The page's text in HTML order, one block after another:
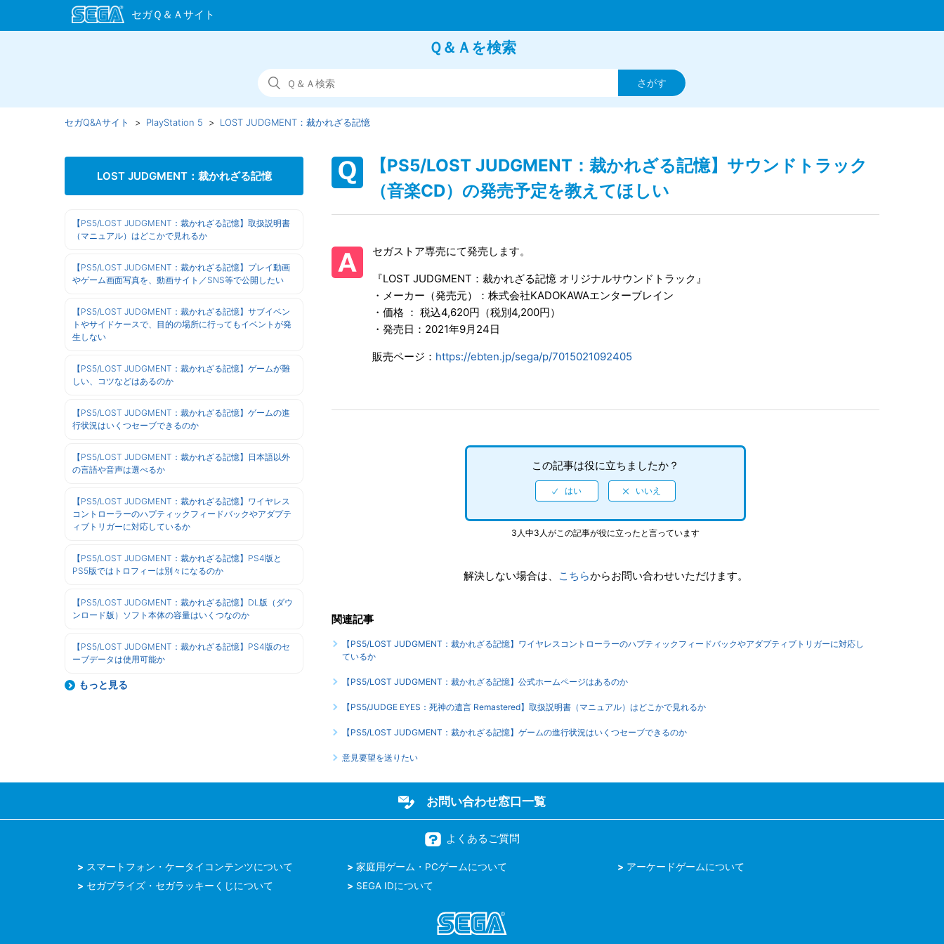
Ｑ＆Ａを検索
セガQ&Aサイト PlayStation 5 LOST JUDGMENT：裁かれざる記憶
LOST JUDGMENT：裁かれざる記憶
【PS5/LOST JUDGMENT：裁かれざる記憶】取扱説明書
（マニュアル）はどこかで見れるか
【PS5/LOST JUDGMENT：裁かれざる記憶】プレイ動画
やゲーム画面写真を、動画サイト／SNS等で公開したい
【PS5/LOST JUDGMENT：裁かれざる記憶】サブイベン
トやサイドケースで、目的の場所に行ってもイベントが発
生しない
【PS5/LOST JUDGMENT：裁かれざる記憶】ゲームが難
しい、コツなどはあるのか
【PS5/LOST JUDGMENT：裁かれざる記憶】ゲームの進
行状況はいくつセーブできるのか
【PS5/LOST JUDGMENT：裁かれざる記憶】日本語以外
の言語や音声は選べるか
【PS5/LOST JUDGMENT：裁かれざる記憶】ワイヤレス
コントローラーのハプティックフィードバックやアダプテ
ィブトリガーに対応しているか
【PS5/LOST JUDGMENT：裁かれざる記憶】PS4版と
PS5版ではトロフィーは別々になるのか
【PS5/LOST JUDGMENT：裁かれざる記憶】DL版（ダウ
ンロード版）ソフト本体の容量はいくつなのか
【PS5/LOST JUDGMENT：裁かれざる記憶】PS4版のセ
ーブデータは使用可能か
もっと見る
【PS5/LOST JUDGMENT：裁かれざる記憶】サウンドトラック
（音楽CD）の発売予定を教えてほしい
セガストア専売にて発売します。
『LOST JUDGMENT：裁かれざる記憶 オリジナルサウンドトラック』
・メーカー（発売元）：株式会社KADOKAWAエンターブレイン
・価格 ： 税込4,620円（税別4,200円）
・発売日：2021年9月24日
販売ページ： https://ebten.jp/sega/p/7015021092405
この記事は役に立ちましたか？
3人中3人がこの記事が役に立ったと言っています
解決しない場合は、 こちらからお問い合わせいただけます。
関連記事
【PS5/LOST JUDGMENT：裁かれざる記憶】ワイヤレスコントローラーのハプティックフィードバックやアダプティブトリガーに対応し
ているか
【PS5/LOST JUDGMENT：裁かれざる記憶】公式ホームページはあるのか
【PS5/JUDGE EYES：死神の遺言 Remastered】取扱説明書（マニュアル）はどこかで見れるか
【PS5/LOST JUDGMENT：裁かれざる記憶】ゲームの進行状況はいくつセーブできるのか
意見要望を送りたい
お問い合わせ窓口一覧
よくあるご質問
スマートフォン・ケータイコンテンツについて 家庭用ゲーム・PCゲームについて
アーケードゲームについて
セガプライズ・セガラッキーくじについて
SEGA IDについて